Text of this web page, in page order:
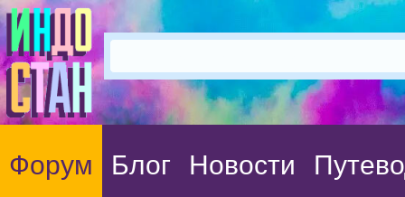
Форум Блог Новости